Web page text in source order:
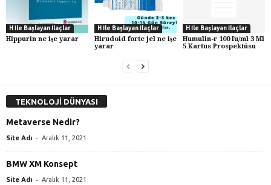
H İle Başlayan İlaçlar
Hippurin ne işe yarar
H İle Başlayan İlaçlar
Hirudoid forte jel ne işe
yarar
H İle Başlayan İlaçlar
Humulin-r 100 Iu/ml 3 Ml
5 Kartus Prospektüsu
TEKNOLOJİ DÜNYASI
Metaverse Nedir?
Site Adı - Aralık 11, 2021
BMW XM Konsept
Site Adı - Aralık 11, 2021